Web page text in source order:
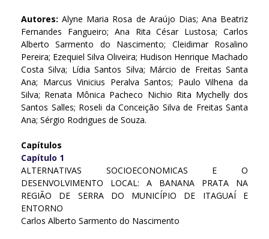
Autores: Alyne Maria Rosa de Araújo Dias; Ana Beatriz
Fernandes Fangueiro; Ana Rita César Lustosa; Carlos
Alberto Sarmento do Nascimento; Cleidimar Rosalino
Pereira; Ezequiel Silva Oliveira; Hudison Henrique Machado
Costa Silva; Lídia Santos Silva; Márcio de Freitas Santa
Ana; Marcus Vinicius Peralva Santos; Paulo Vilhena da
Silva; Renata Mônica Pacheco Nichio Rita Mychelly dos
Santos Salles; Roseli da Conceição Silva de Freitas Santa
Ana; Sérgio Rodrigues de Souza.
Capítulos
Capítulo 1
ALTERNATIVAS SOCIOECONOMICAS E O
DESENVOLVIMENTO LOCAL: A BANANA PRATA NA
REGIÃO DE SERRA DO MUNICÍPIO DE ITAGUAÍ E
ENTORNO
Carlos Alberto Sarmento do Nascimento